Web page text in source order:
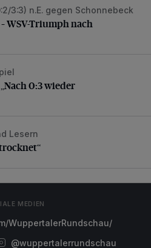
– WSV-Triumph nach
3:3) n.E. gegen Schonnebeck
WSV-Triumph nach
0:3 wieder aufgestanden“
0:3 wieder
Lesern
MEDIEN
WuppertalerRundschau/
@wuppertalerrundschau